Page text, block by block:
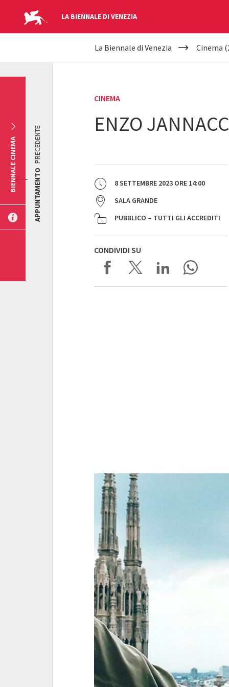
LA BIENNALE DI VENEZIA
YOUR
La Biennale di Venezia Cinema
CINEMA
ENZO
8 SETTEMBRE 2023 ORE 14:00
SALA GRANDE
PUBBLICO – TUTTI GLI ACCREDITI
CONDIVIDI SU
APPUNTAMENTO
PRECEDENTE
BIENNALE CINEMA